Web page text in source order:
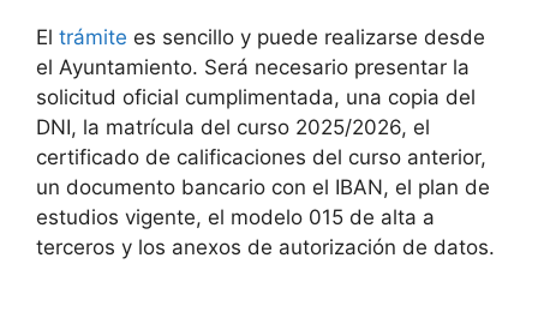
El trámite es sencillo y puede realizarse desde
el Ayuntamiento. Será necesario presentar la
solicitud oficial cumplimentada, una copia del
DNI, la matrícula del curso 2025/2026, el
certificado de calificaciones del curso anterior,
un documento bancario con el IBAN, el plan de
estudios vigente, el modelo 015 de alta a
terceros y los anexos de autorización de datos.